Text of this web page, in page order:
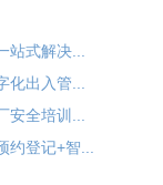
式解决...
出入管...
安全培训...
登记+智...